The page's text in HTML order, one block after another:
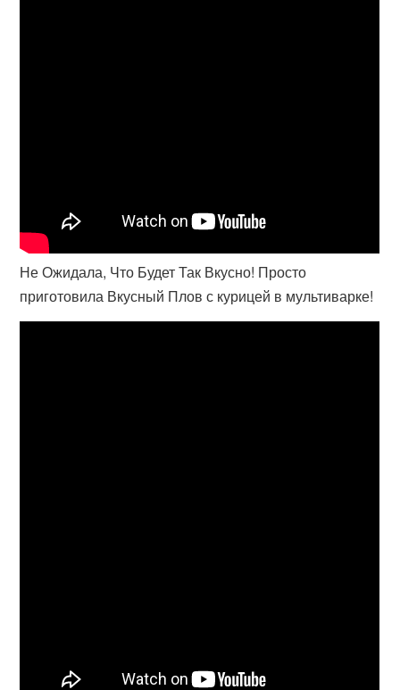
Не Ожидала, Что Будет Так Вкусно! Просто
приготовила Вкусный Плов с курицей в мультиварке!